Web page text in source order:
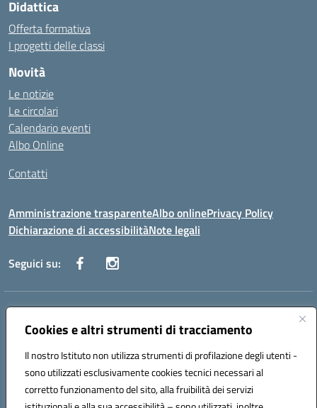
Cookies e altri strumenti di tracciamento
Il nostro Istituto non utilizza strumenti di profilazione degli utenti -
sono utilizzati esclusivamente cookies tecnici necessari al
corretto funzionamento del sito, alla fruibilità dei servizi
Didattica
Offerta formativa
I progetti delle classi
Novità
Le notizie
Le circolari
Calendario eventi
Albo Online
Contatti
Amministrazione trasparenteAlbo onlinePrivacy Policy
Dichiarazione di accessibilitàNote legali
Seguici su:
Indirizzo:
Centralino:0881636571 Email:fgps040004@istruzione.it
Codice fiscale: 80031370713
Codice meccanografico:
FGPS040004
Codice Indice delle Pubbliche Amministrazioni (IPA): istsc_fgps040004